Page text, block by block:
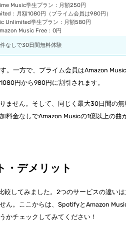
Music学生プラン：月額250円
：月額1080円（プライム会員は980円）
Unlimited学生プラン：月額580円
Music Free：0円
なしで30日間無料体験
。一方で、プライム会員はAmazon
円から980円に割引されます。
ません。そして、同じく最大30日間の無
料金なしでAmazon Musicの1億以上の曲
デメリット
較してみました。2つのサービスの違い
ん。ここからは、SpotifyとAmazon
かチェックしてみてください！